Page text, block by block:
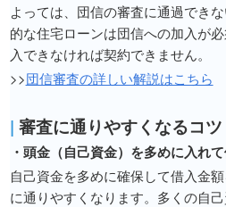
よっては、団信の審査に通過でき
的な住宅ローンは団信への加入が
入できなければ契約できません。
>>団信審査の詳しい解説はこちら
| 審査に通りやすくなるコ
・頭金（自己資金）を多めに入れ
自己資金を多めに確保して借入金
に通りやすくなります。多くの自